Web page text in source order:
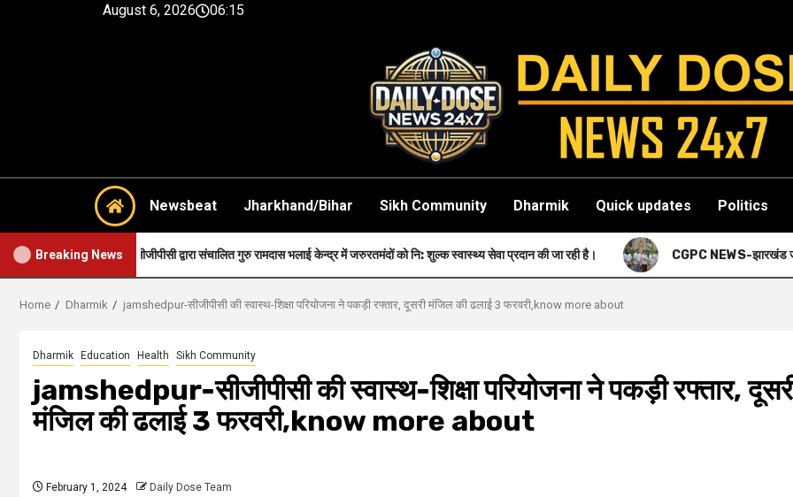
August 6, 2026 06:15
Newsbeat Jharkhand/Bihar Sikh Community Dharmik Quick updates Politics
Breaking News
सीजीपीसी द्वारा संचालित गुरु रामदास भलाई केन्द्र में जरुरतमंदों को नि: शुल्क स्वास्थ्य सेवा प्रदान की जा रही है। CGPC NEWS-झारखंड जनक शिबू सोरेन की पहली
Home Dharmik jamshedpur-सीजीपीसी की स्वास्थ-शिक्षा परियोजना ने पकड़ी रफ्तार, दूसरी मंजिल की ढलाई 3 फरवरी,know more about
Dharmik Education Health Sikh Community
jamshedpur-सीजीपीसी की स्वास्थ-शिक्षा परियोजना ने पकड़ी रफ्तार,
मंजिल की ढलाई 3 फरवरी,know more about
February 1, 2024 Daily Dose Team